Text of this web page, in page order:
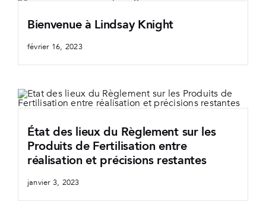
Bienvenue à Lindsay Knight
février 16, 2023
État des lieux du Règlement sur les
Produits de Fertilisation entre
réalisation et précisions restantes
janvier 3, 2023